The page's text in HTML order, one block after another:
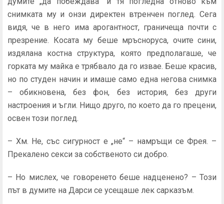
снимката му и онзи директен втренчен поглед. Сега
видя, че в него има аро­гантност, граничеща почти с
презрение. Косата му беше мръсноруса, очите сини,
издялана костна структура, която предполагаше, че
горката му майка е трябвало да го извае. Беше красив,
но по студен начин и имаше само една него­ва снимка
– обикновена, без фон, без история, без други
настроения и ъгли. Нищо друго, по което да го прецени,
освен този поглед.
– Хм. Не, със сигурност е „не“ – намръщи се Фрея. –
Пре­калено секси за собственото си добро.
– Но мислех, че говоренето беше надценено? – Този
път в думите на Дарси се усещаше лек сарказъм.